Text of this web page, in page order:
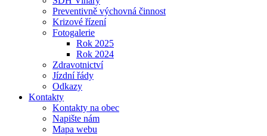
Preventivně výchovná činnost
Krizové řízení
Fotogalerie
Rok 2025
Rok 2024
Zdravotnictví
Jízdní řády
Odkazy
Kontakty
Kontakty na obec
Napište nám
Mapa webu